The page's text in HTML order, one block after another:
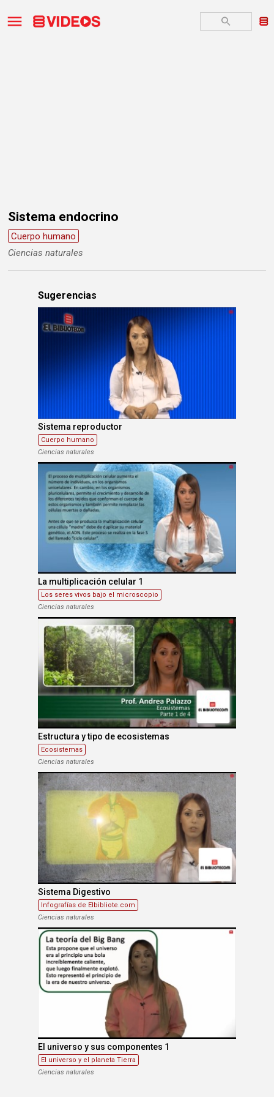
Sistema endocrino
Cuerpo humano
Ciencias naturales
Sugerencias
Sistema reproductor
Cuerpo humano
Ciencias naturales
La multiplicación celular 1
Los seres vivos bajo el microscopio
Ciencias naturales
Estructura y tipo de ecosistemas
Ecosistemas
Ciencias naturales
Sistema Digestivo
Infografías de Elbibliote.com
Ciencias naturales
El universo y sus componentes 1
El universo y el planeta Tierra
Ciencias naturales